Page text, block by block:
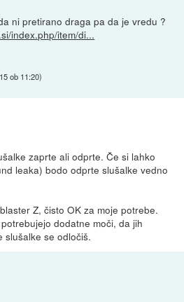
ni pretirano draga pa da je vredu ?
index.php/item/di...
ob 11:20)
zaprte ali odprte. Če si lahko
leaka) bodo odprte slušalke vedno
Z, čisto OK za moje potrebe.
dodatne moči, da jih
slušalke se odločiš.